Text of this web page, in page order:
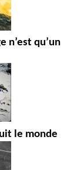
n’est qu’un
le monde